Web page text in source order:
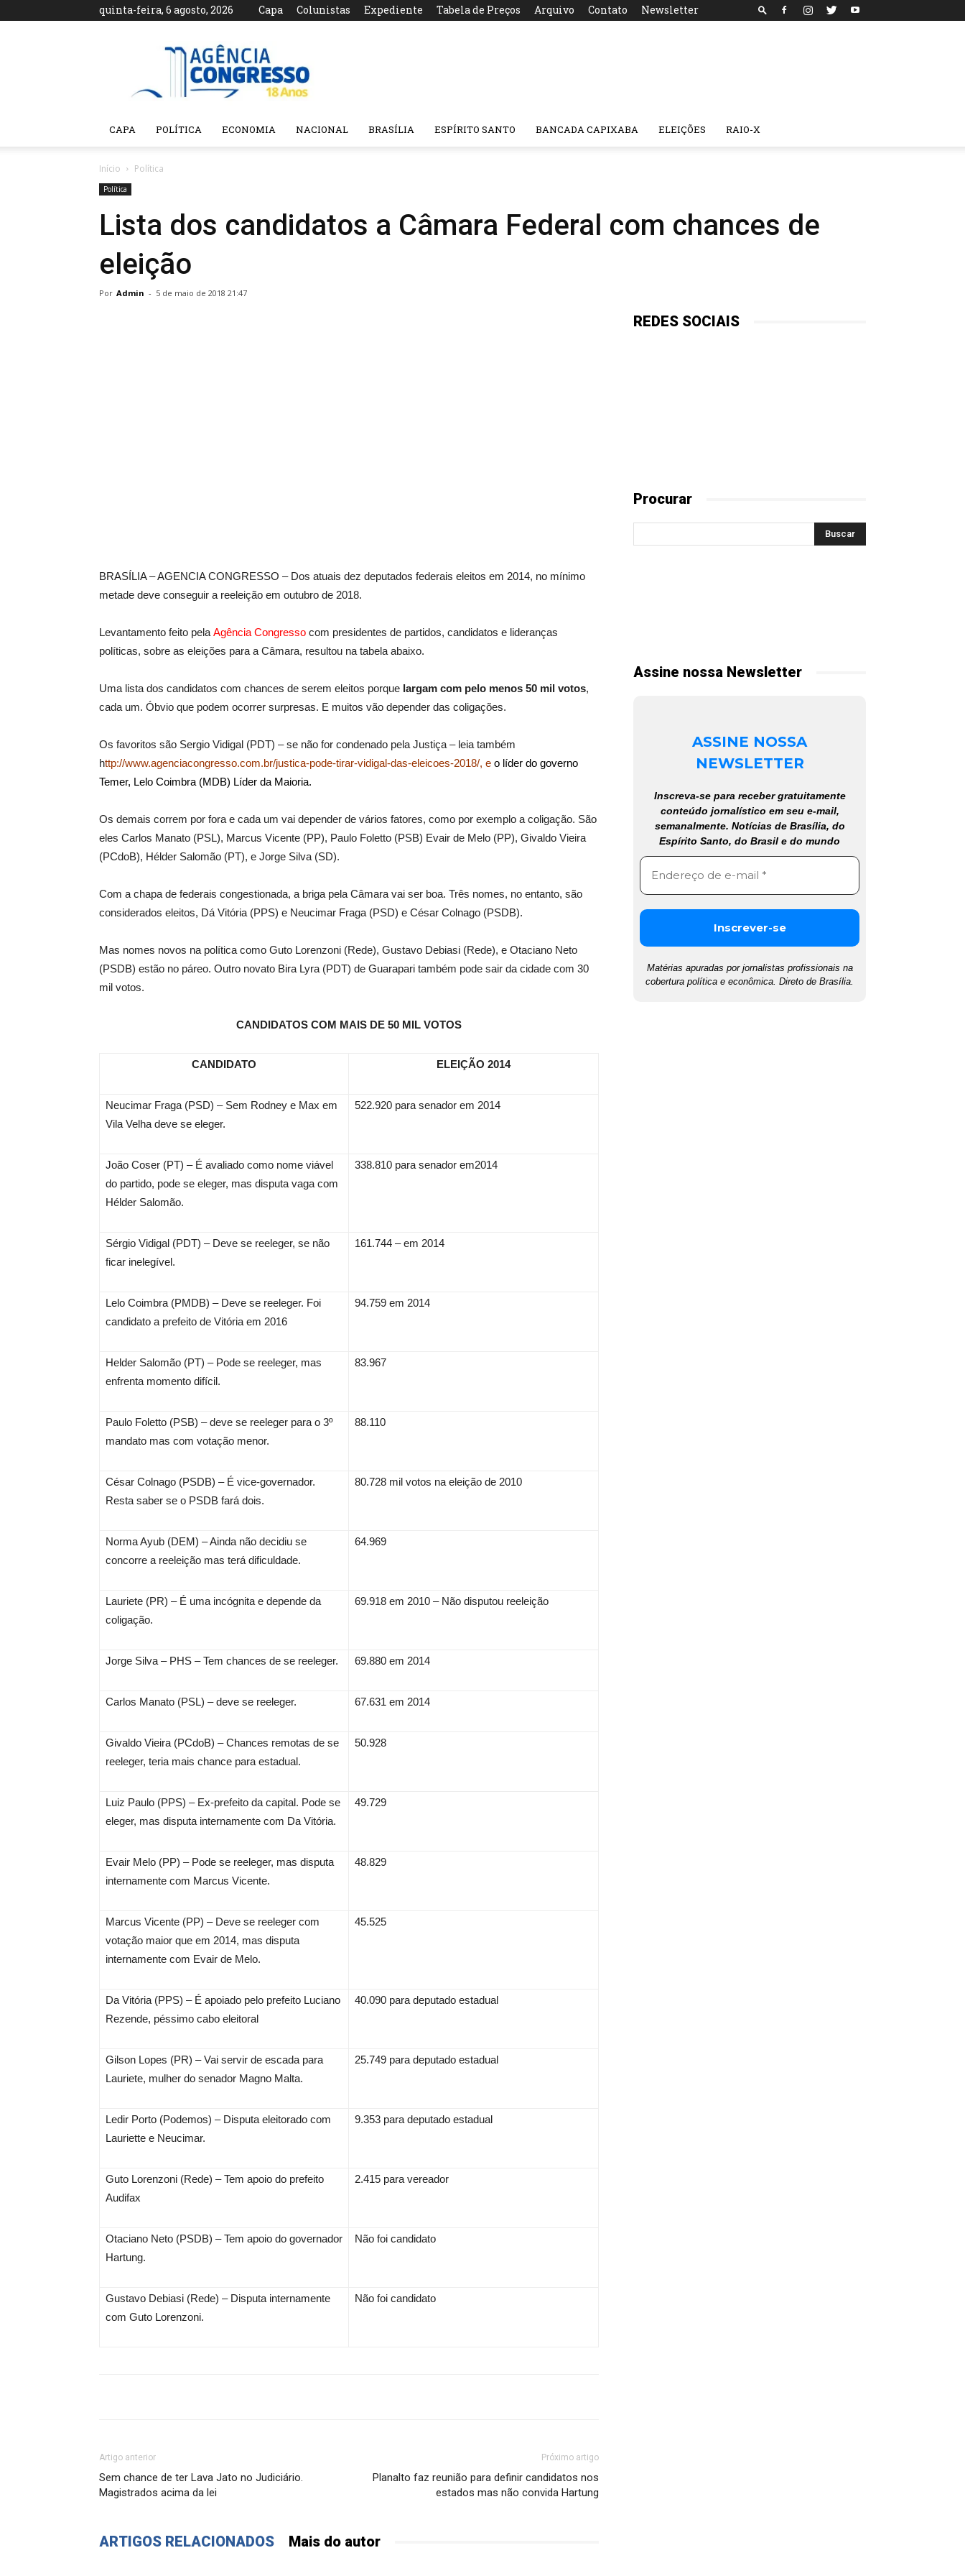
quinta-feira, 6 agosto, 2026 Capa Colunistas Expediente Tabela de Preços Arquivo Contato Newsletter
Agência
CAPA POLÍTICA ECONOMIA NACIONAL BRASÍLIA ESPÍRITO SANTO BANCADA CAPIXABA ELEIÇÕES RAIO-X
Início Política
Política
Lista dos candidatos a Câmara Federal com chances de
eleição
Por Admin - 5 de maio de 2018 21:47
BRASÍLIA – AGENCIA CONGRESSO – Dos atuais dez deputados federais eleitos em 2014, no mínimo
metade deve conseguir a reeleição em outubro de 2018.
Levantamento feito pela Agência Congresso com presidentes de partidos, candidatos e lideranças
políticas, sobre as eleições para a Câmara, resultou na tabela abaixo.
Uma lista dos candidatos com chances de serem eleitos porque largam com pelo menos 50 mil votos,
cada um. Óbvio que podem ocorrer surpresas. E muitos vão depender das coligações.
Os favoritos são Sergio Vidigal (PDT) – se não for condenado pela Justiça – leia também
http://www.agenciacongresso.com.br/justica-pode-tirar-vidigal-das-eleicoes-2018/, e o líder do governo
Temer, Lelo Coimbra (MDB) Líder da Maioria.
Os demais correm por fora e cada um vai depender de vários fatores, como por exemplo a coligação. São
eles Carlos Manato (PSL), Marcus Vicente (PP), Paulo Foletto (PSB) Evair de Melo (PP), Givaldo Vieira
(PCdoB), Hélder Salomão (PT), e Jorge Silva (SD).
Com a chapa de federais congestionada, a briga pela Câmara vai ser boa. Três nomes, no entanto, são
considerados eleitos, Dá Vitória (PPS) e Neucimar Fraga (PSD) e César Colnago (PSDB).
Mas nomes novos na política como Guto Lorenzoni (Rede), Gustavo Debiasi (Rede), e Otaciano Neto
(PSDB) estão no páreo. Outro novato Bira Lyra (PDT) de Guarapari também pode sair da cidade com 30
mil votos.
CANDIDATOS COM MAIS DE 50 MIL VOTOS
CANDIDATO ELEIÇÃO 2014
Neucimar Fraga (PSD) – Sem Rodney e Max em
Vila Velha deve se eleger.
522.920 para senador em 2014
João Coser (PT) – É avaliado como nome viável
do partido, pode se eleger, mas disputa vaga com
Hélder Salomão.
338.810 para senador em2014
Sérgio Vidigal (PDT) – Deve se reeleger, se não
ficar inelegível.
161.744 – em 2014
Lelo Coimbra (PMDB) – Deve se reeleger. Foi
candidato a prefeito de Vitória em 2016
94.759 em 2014
Helder Salomão (PT) – Pode se reeleger, mas
enfrenta momento difícil.
83.967
Paulo Foletto (PSB) – deve se reeleger para o 3º
mandato mas com votação menor.
88.110
César Colnago (PSDB) – É vice-governador.
Resta saber se o PSDB fará dois.
80.728 mil votos na eleição de 2010
Norma Ayub (DEM) – Ainda não decidiu se
concorre a reeleição mas terá dificuldade.
64.969
Lauriete (PR) – É uma incógnita e depende da
coligação.
69.918 em 2010 – Não disputou reeleição
Jorge Silva – PHS – Tem chances de se reeleger. 69.880 em 2014
Carlos Manato (PSL) – deve se reeleger. 67.631 em 2014
Givaldo Vieira (PCdoB) – Chances remotas de se
reeleger, teria mais chance para estadual.
50.928
Luiz Paulo (PPS) – Ex-prefeito da capital. Pode se
eleger, mas disputa internamente com Da Vitória.
49.729
Evair Melo (PP) – Pode se reeleger, mas disputa
internamente com Marcus Vicente.
48.829
Marcus Vicente (PP) – Deve se reeleger com
votação maior que em 2014, mas disputa
internamente com Evair de Melo.
45.525
Da Vitória (PPS) – É apoiado pelo prefeito Luciano
Rezende, péssimo cabo eleitoral
40.090 para deputado estadual
Gilson Lopes (PR) – Vai servir de escada para
Lauriete, mulher do senador Magno Malta.
25.749 para deputado estadual
Ledir Porto (Podemos) – Disputa eleitorado com
Lauriette e Neucimar.
9.353 para deputado estadual
Guto Lorenzoni (Rede) – Tem apoio do prefeito
Audifax
2.415 para vereador
Otaciano Neto (PSDB) – Tem apoio do governador
Hartung.
Não foi candidato
Gustavo Debiasi (Rede) – Disputa internamente
com Guto Lorenzoni.
Não foi candidato
Artigo anterior
Sem chance de ter Lava Jato no Judiciário.
Magistrados acima da lei
Próximo artigo
Planalto faz reunião para definir candidatos nos
estados mas não convida Hartung
ARTIGOS RELACIONADOS Mais do autor
REDES SOCIAIS
Procurar
Assine nossa Newsletter
ASSINE NOSSA
NEWSLETTER
Inscreva-se para receber gratuitamente
conteúdo jornalístico em seu e-mail,
semanalmente. Notícias de Brasília, do
Espírito Santo, do Brasil e do mundo
Matérias apuradas por jornalistas profissionais na
cobertura política e econômica. Direto de Brasília.